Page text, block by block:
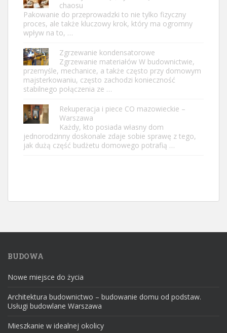
chaosu
Pakowanie do przeprowadzki to nie tylko fizyczny
proces, ale także kluczowy krok, który ma ogromny
wpływ na to, …
Zgrzewanie kondensatorowe
Zgrzewanie materiałów W budownictwie,
przemyśle, mechanice, a także często przy domowym
majsterkowaniu, często zachodzi konieczność
stabilnego połączenia ze …
Rekuperacja i piece CO mazowieckie –
Warszawa
Każdy, kto posiada własny dom
jednorodzinny doskonale zdaje sobie sprawę z tego,
jak dużą część budżetu domowego potrafią …
BUDOWA
Nowe miejsce do życia
Architektura budownictwo – budowanie domu od podstaw.
Usługi budowlane Warszawa
Mieszkanie w idealnej okolicy